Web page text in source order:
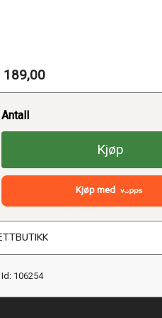
189,00
Antall
Kjøp
Kjøp med
Id: 106254